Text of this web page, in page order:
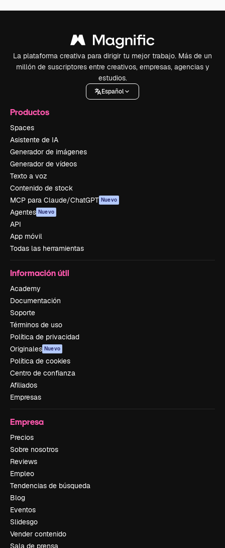
La plataforma creativa para dirigir tu mejor trabajo. Más de un
millón de suscriptores entre creativos, empresas, agencias y
estudios.
Español
Productos
Spaces
Asistente de IA
Generador de imágenes
Generador de vídeos
Texto a voz
Contenido de stock
MCP para Claude/ChatGPT Nuevo
Agentes Nuevo
API
App móvil
Todas las herramientas
Información útil
Academy
Documentación
Soporte
Términos de uso
Política de privacidad
Originales Nuevo
Política de cookies
Centro de confianza
Afiliados
Empresas
Empresa
Precios
Sobre nosotros
Reviews
Empleo
Tendencias de búsqueda
Blog
Eventos
Slidesgo
Vender contenido
Sala de prensa